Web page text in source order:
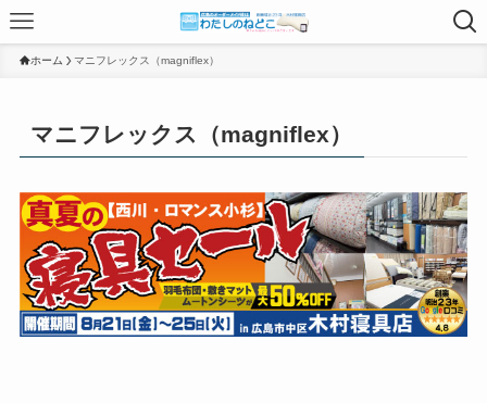
ホーム マニフレックス（magniflex）
マニフレックス（magniflex）